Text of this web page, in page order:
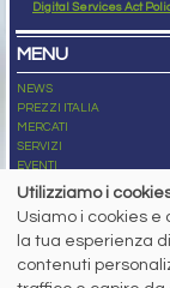
Digital Services Act
MENU
NEWS
PREZZI ITALIA
MERCATI
SERVIZI
EVENTI
ABBONAMENTI
NEWSLETTER
Capitale Sociale:
Registro delle Imprese
Utilizziamo i
Usiamo i cookies
la tua esperienza
contenuti